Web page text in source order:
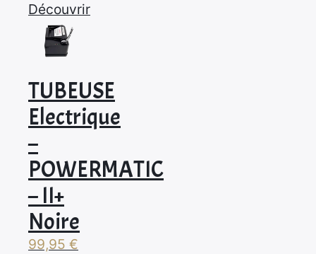
Découvrir
TUBEUSE
Electrique
–
POWERMATIC
– II+
Noire
99,95 €